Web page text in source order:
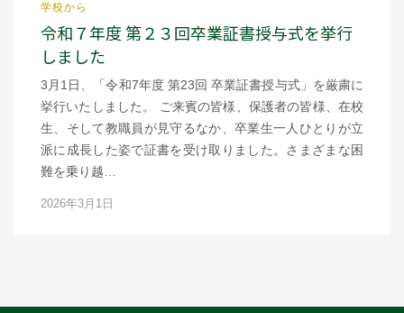
学校から
令和７年度 第２３回卒業証書授与式を挙行
しました
3月1日、「令和7年度 第23回 卒業証書授与式」を厳粛に
挙行いたしました。 ご来賓の皆様、保護者の皆様、在校
生、そして教職員が見守るなか、卒業生一人ひとりが立
派に成長した姿で証書を受け取りました。さまざまな困
難を乗り越…
2026年3月1日